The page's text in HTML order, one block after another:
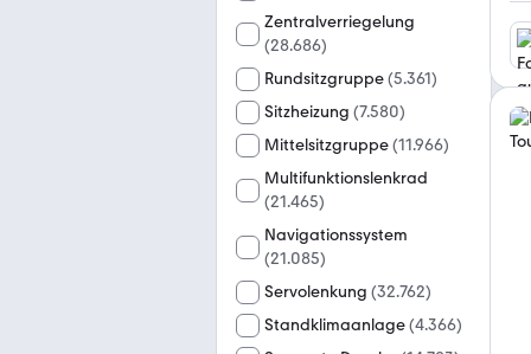
Zentralverriegelung
(28.686)
Rundsitzgruppe(5.361)
Sitzheizung (7.580)
Mittelsitzgruppe(11.966)
Multifunktionslenkrad
(21.465)
Navigationssystem
(21.085)
Servolenkung (32.762)
Standklimaanlage(4.366)